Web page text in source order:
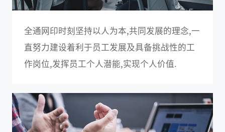
全通网印时刻坚持以人为本,共同发展的理念,一
直努力建设着利于员工发展及具备挑战性的工
作岗位,发挥员工个人潜能,实现个人价值.